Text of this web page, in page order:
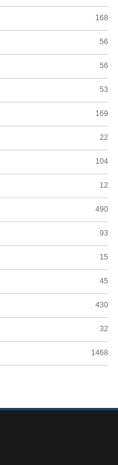
168
56
56
53
169
22
104
12
490
93
15
45
430
32
1468